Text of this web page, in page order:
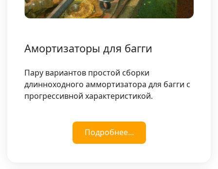
Амортизаторы для багги
Пару вариантов простой сборки
длинноходного аммортизатора для багги с
прогрессивной характеристикой.
Подробнее...